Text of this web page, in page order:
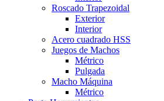
Roscado Trapezoidal
Exterior
Interior
Acero cuadrado HSS
Juegos de Machos
Métrico
Pulgada
Macho Máquina
Métrico